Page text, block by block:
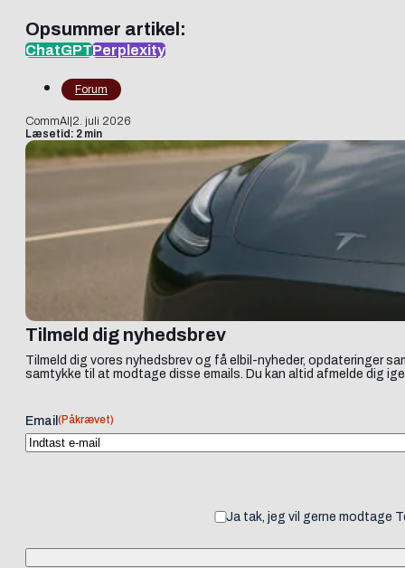
Opsummer artikel:
ChatGPTPerplexity
Forum
CommAI 2. juli 2026
Læsetid: 2 min
Tilmeld dig nyhedsbrev
Tilmeld dig vores nyhedsbrev og få elbil-nyheder, opdateringer
samtykke til at modtage disse emails. Du kan altid afmelde dig
Email (Påkrævet)
Ja tak, jeg vil gerne modtage